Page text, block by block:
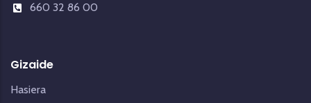
660 32 86 00
Gizaide
Hasiera